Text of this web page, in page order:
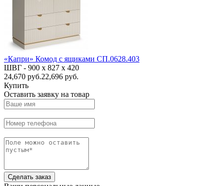
«Капри» Комод с ящиками СП.0628.403
ШВГ - 900 х 827 х 420
24,670 руб.22,696 руб.
Купить
Оставить заявку на товар
Сделать заказ